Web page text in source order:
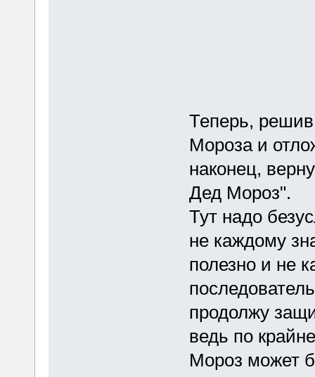
Теперь,
Мороза и
наконец,
Дед Мороз".
Тут надо
не каждому
полезно и не
продолжу
ведь по
Мороз может